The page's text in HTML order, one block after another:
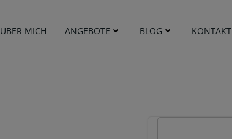
ÜBER MICH ANGEBOTE BLOG KONTAKT